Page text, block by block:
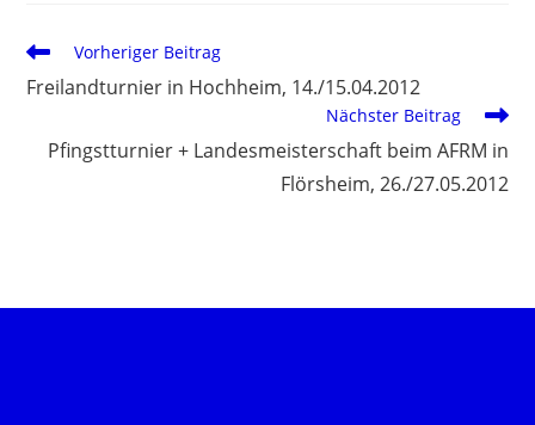
Vorheriger Beitrag
Freilandturnier in Hochheim, 14./15.04.2012
Nächster Beitrag
Pfingstturnier + Landesmeisterschaft beim AFRM in
Flörsheim, 26./27.05.2012